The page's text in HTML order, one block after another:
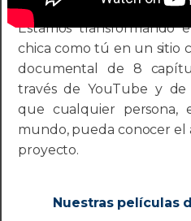
Estamos transformando
chica como tú en un sitio
documental de 8
través de YouTube y de
que cualquier persona,
mundo, pueda conocer el
proyecto.
Nuestras películas